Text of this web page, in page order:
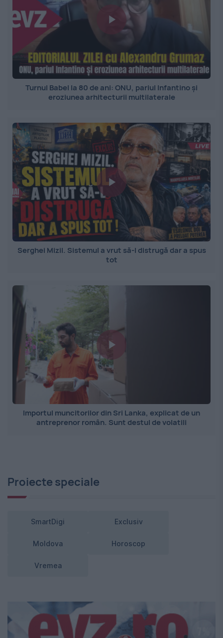
Turnul Babel la 80 de ani: ONU, pariul Infantino și
eroziunea arhitecturii multilaterale
Serghei Mizil. Sistemul a vrut să-l distrugă dar a spus
tot
Importul muncitorilor din Sri Lanka, explicat de un
antreprenor român. Sunt destul de volatili
Proiecte speciale
SmartDigi Exclusiv
Moldova Horoscop
Vremea